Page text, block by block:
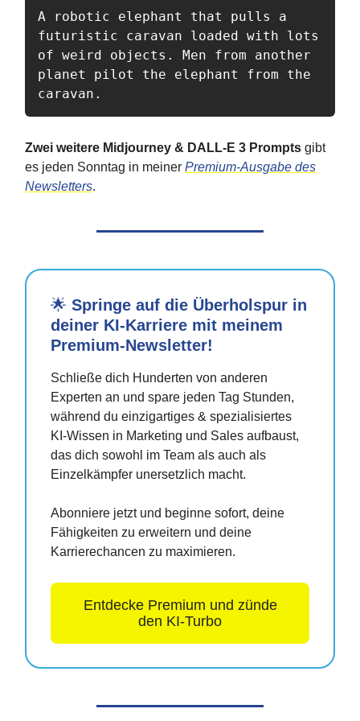
A robotic elephant that pulls a
futuristic caravan loaded with lots
of weird objects. Men from another
planet pilot the elephant from the
caravan.
Zwei weitere Midjourney & DALL-E 3 Prompts gibt
es jeden Sonntag in meiner Premium-Ausgabe des
Newsletters.
🌟 Springe auf die Überholspur in
deiner KI-Karriere mit meinem
Premium-Newsletter!
Schließe dich Hunderten von anderen
Experten an und spare jeden Tag Stunden,
während du einzigartiges & spezialisiertes
KI-Wissen in Marketing und Sales aufbaust,
das dich sowohl im Team als auch als
Einzelkämpfer unersetzlich macht.
Abonniere jetzt und beginne sofort, deine
Fähigkeiten zu erweitern und deine
Karrierechancen zu maximieren.
Entdecke Premium und zünde
den KI-Turbo